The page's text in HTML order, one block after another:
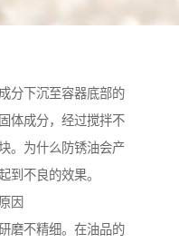
分下沉至容器底部的
体成分，经过搅拌不
。为什么防锈油会产
到不良的效果。
因
磨不精细。在油品的